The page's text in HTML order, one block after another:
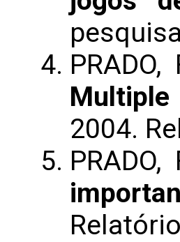
Multiple
2004.
PRADO,